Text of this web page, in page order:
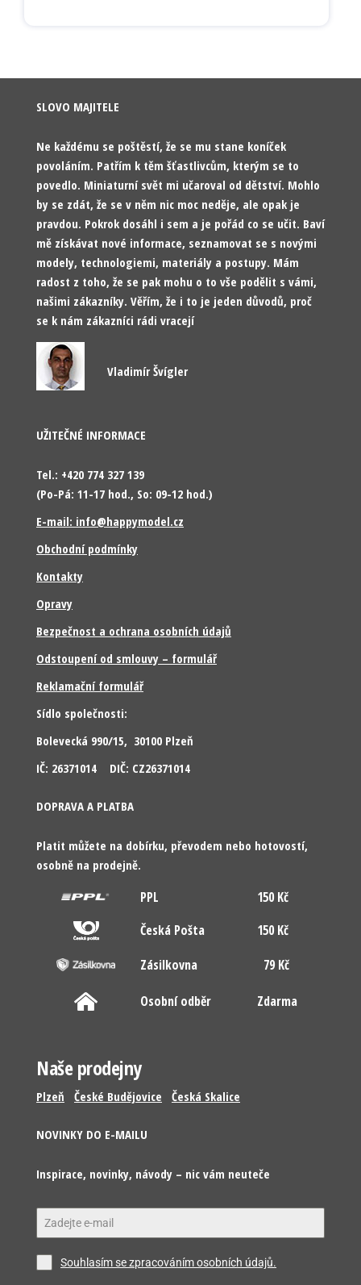
SLOVO MAJITELE
Ne každému se poštěstí, že se mu stane koníček
povoláním. Patřím k těm šťastlivcům, kterým se to
povedlo. Miniaturní svět mi učaroval od dětství. Mohlo
by se zdát, že se v něm nic moc neděje, ale opak je
pravdou. Pokrok dosáhl i sem a je pořád co se učit. Baví
mě získávat nové informace, seznamovat se s novými
modely, technologiemi, materiály a postupy. Mám
radost z toho, že se pak mohu o to vše podělit s vámi,
našimi zákazníky. Věřím, že i to je jeden důvodů, proč
se k nám zákazníci rádi vracejí
Vladimír Švígler
UŽITEČNÉ INFORMACE
Tel.: +420 774 327 139
(Po-Pá: 11-17 hod., So: 09-12 hod.)
E-mail: info@happymodel.cz
Obchodní podmínky
Kontakty
Opravy
Bezpečnost a ochrana osobních údajů
Odstoupení od smlouvy – formulář
Reklamační formulář
Sídlo společnosti:
Bolevecká 990/15, 30100 Plzeň
IČ: 26371014 DIČ: CZ26371014
DOPRAVA A PLATBA
Platit můžete na dobírku, převodem nebo hotovostí,
osobně na prodejně.
PPL
150 Kč
Česká Pošta
150 Kč
Zásilkovna
79 Kč
Osobní odběr Zdarma
Naše prodejny
Plzeň České Budějovice Česká Skalice
NOVINKY DO E-MAILU
Inspirace, novinky, návody – nic vám neuteče
Souhlasím se zpracováním osobních údajů.